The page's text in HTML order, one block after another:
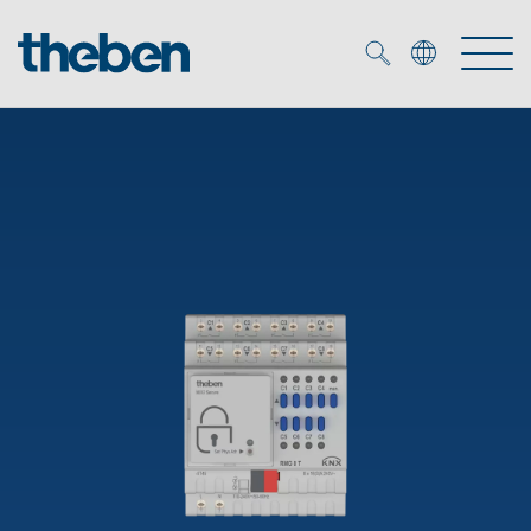
Smart Home
Detetores de presença e movimentos
Biblioteca de mídia
Seminários técnicos
Sistema de casa inteligente LUXORliving
Projetores de LED